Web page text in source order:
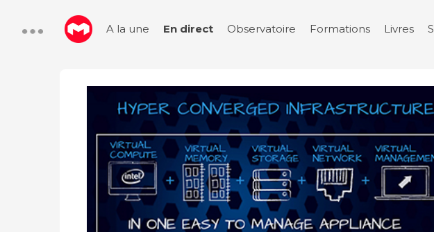
A la une En direct Observatoire Formations Livres